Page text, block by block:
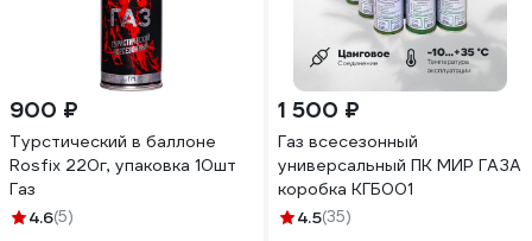
900 ₽
Турстический в баллоне
Rosfix 220г, упаковка 10шт
Газ
4.6(5)
1 500 ₽
Газ всесезонный
универсальный ПК МИР ГАЗА
коробка КГБ001
4.5(35)